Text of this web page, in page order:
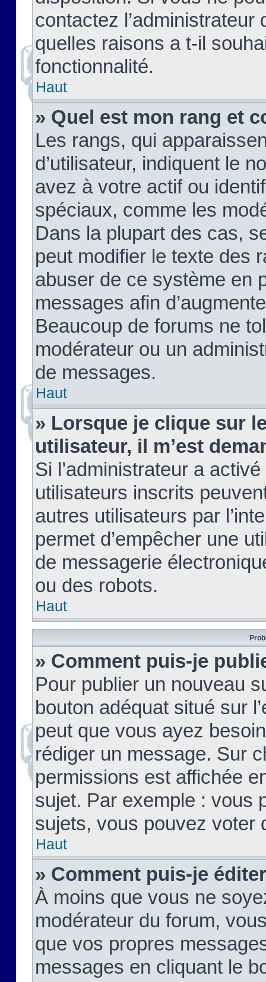
contactez
quelles raisons a t-il
fonctionnalité.
Haut
» Quel est mon rang et
Les rangs, qui
d’utilisateur, indiquent le
avez à votre actif ou
spéciaux, comme les
Dans la plupart des cas,
peut modifier le texte des
abuser de ce système en
messages afin
Beaucoup de forums ne
modérateur ou un
de messages.
Haut
» Lorsque je clique sur
utilisateur, il m’est
Si l’administrateur a
utilisateurs inscrits
autres utilisateurs par
permet d’empêcher une
de messagerie
ou des robots.
Haut
» Comment puis-je
Pour publier un nouveau
bouton adéquat situé sur
peut que vous ayez
rédiger un message. Sur
permissions est affichée
sujet. Par exemple : vous
sujets, vous pouvez voter
Haut
» Comment puis-je
À moins que vous ne
modérateur du forum,
que vos propres
messages en cliquant le